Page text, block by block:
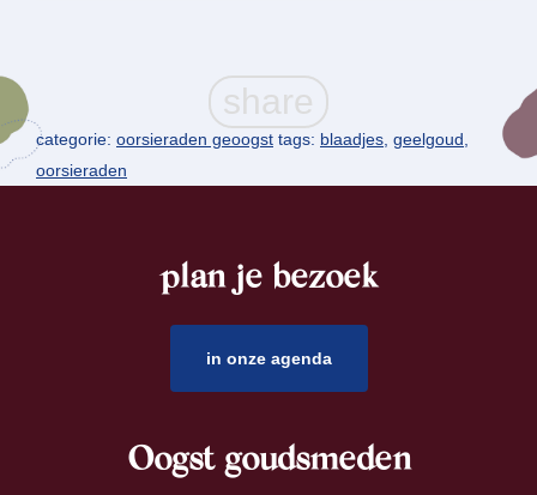
categorie: oorsieraden geoogst tags: blaadjes geelgoud
oorsieraden
plan je bezoek
in onze agenda
Oogst goudsmeden